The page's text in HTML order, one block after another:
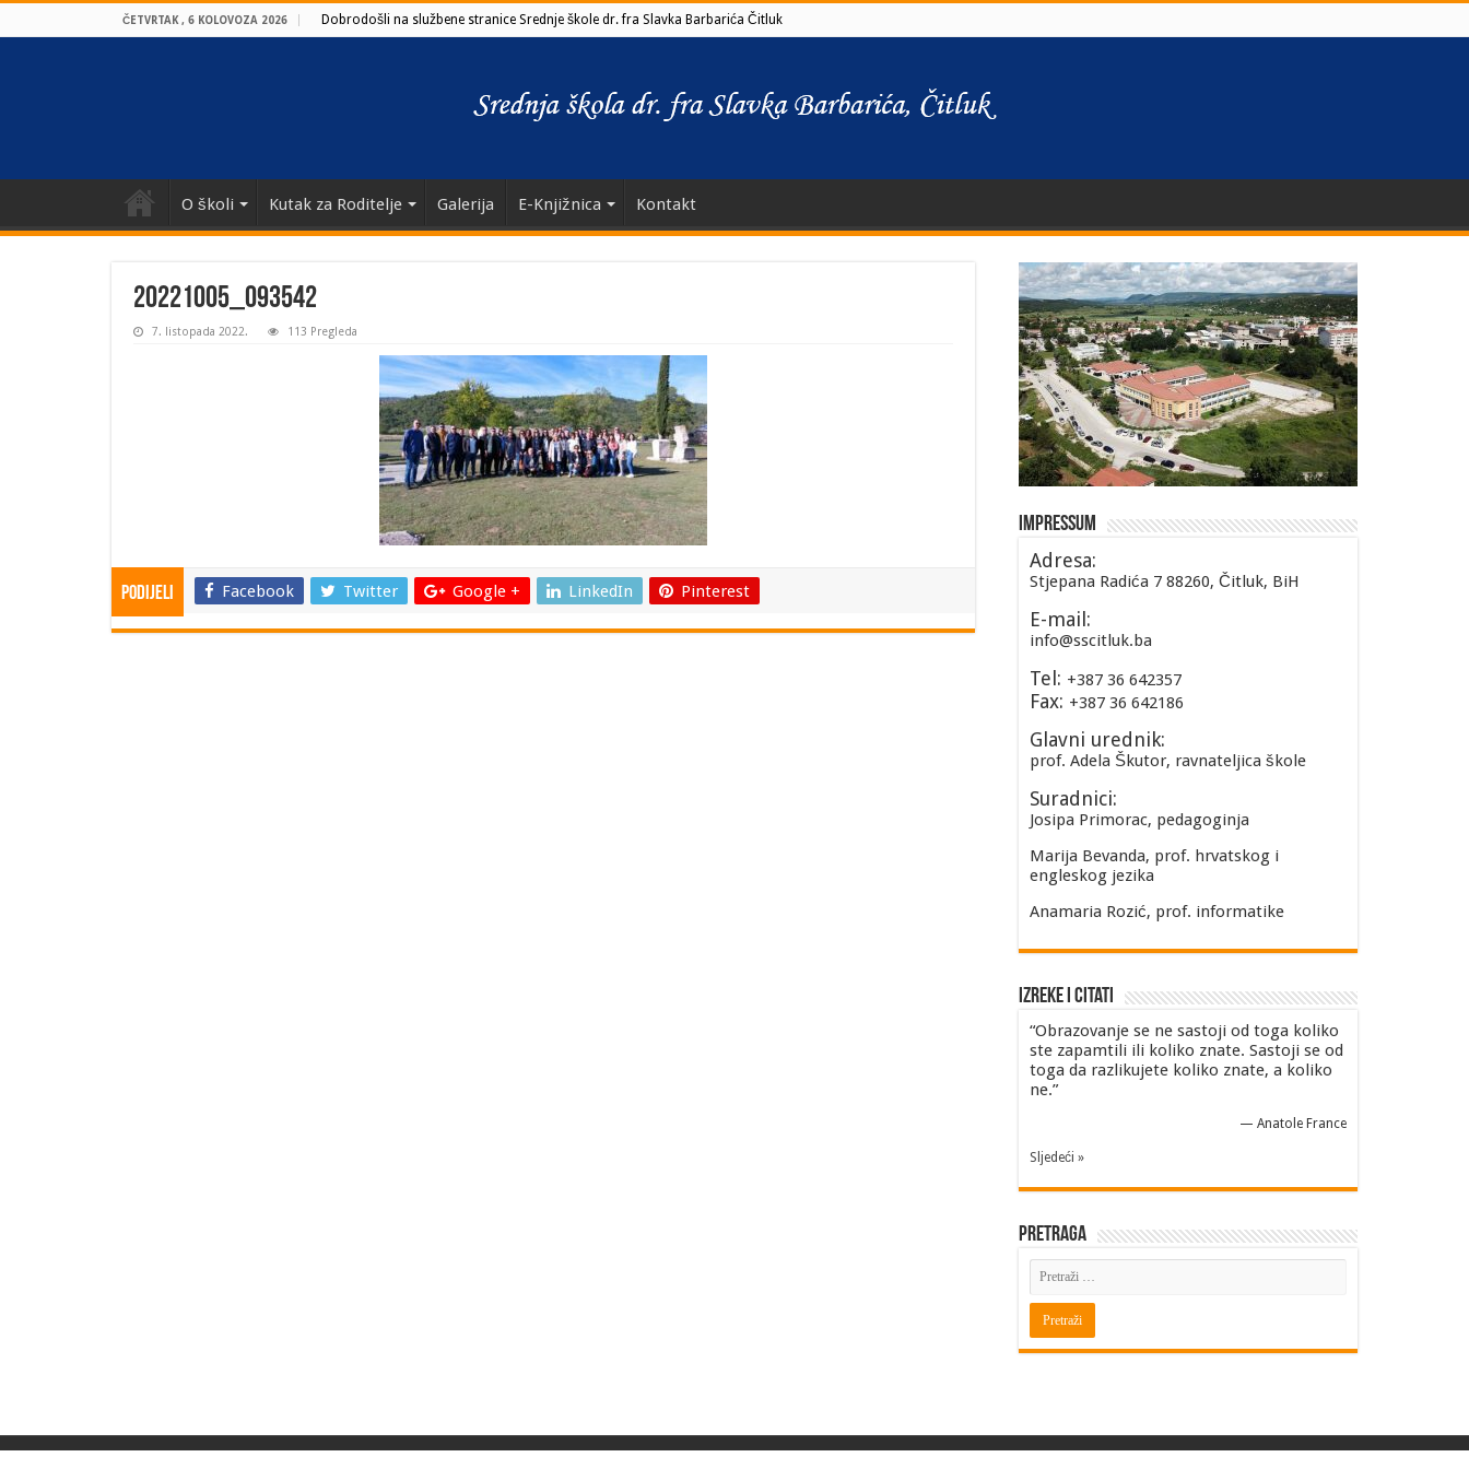
ČETVRTAK , 6 KOLOVOZA 2026 Dobrodošli na službene stranice Srednje škole dr. fra Slavka Barbarića Čitluk
O školi Kutak za Roditelje Galerija E-Knjižnica Kontakt
20221005_093542
7. listopada 2022. 113 Pregleda
Podijeli Facebook Twitter Google + LinkedIn Pinterest
Impressum
Adresa:
Stjepana Radića 7 88260, Čitluk, BiH
E-mail:
info@sscitluk.ba
Tel: +387 36 642357
Fax: +387 36 642186
Glavni urednik:
prof. Adela Škutor, ravnateljica škole
Suradnici:
Josipa Primorac, pedagoginja
Marija Bevanda, prof. hrvatskog i
engleskog jezika
Anamaria Rozić, prof. informatike
Izreke i Citati
“Obrazovanje se ne sastoji od toga koliko
ste zapamtili ili koliko znate. Sastoji se od
toga da razlikujete koliko znate, a koliko
ne.”
— Anatole France
Sljedeći »
Pretraga